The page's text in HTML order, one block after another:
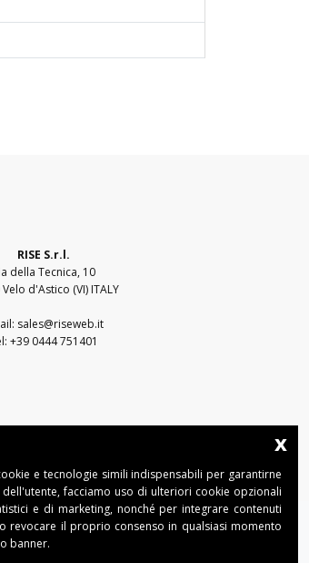
RISE S.r.l.
della Tecnica, 10
d'Astico (VI) ITALY
sales@riseweb.it
+39 0444 751401
x
e tecnologie simili indispensabili per garantirne
facciamo uso di ulteriori cookie opzionali
e di marketing, nonché per integrare contenuti
revocare il proprio consenso in qualsiasi momento
banner.